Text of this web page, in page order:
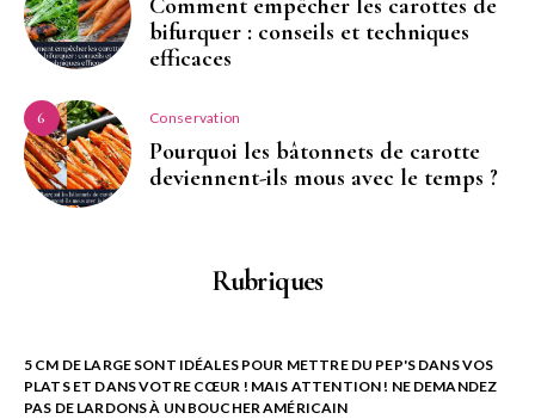
Comment empêcher les carottes de
bifurquer : conseils et techniques
efficaces
6 Conservation
Pourquoi les bâtonnets de carotte
deviennent-ils mous avec le temps ?
Rubriques
5 CM DE LARGE SONT IDÉALES POUR METTRE DU PEP'S DANS VOS
PLATS ET DANS VOTRE CŒUR ! MAIS ATTENTION ! NE DEMANDEZ
PAS DE LARDONS À UN BOUCHER AMÉRICAIN